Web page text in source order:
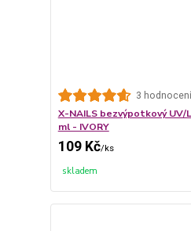
3 hodnocení
X-NAILS bezvýpotkový UV/
ml - IVORY
109 Kč/ks
skladem